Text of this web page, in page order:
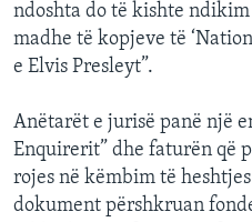
ndoshta do të kishte
madhe të kopjeve të
e Elvis Presleyt”.
Anëtarët e jurisë panë një
Enquirerit” dhe faturën që
rojes në këmbim të
dokument përshkruan